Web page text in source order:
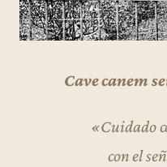
Cave canem
«Cuidado
con el